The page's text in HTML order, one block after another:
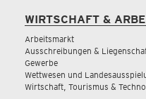
WIRTSCHAFT &
Arbeitsmarkt
Ausschreibungen &
Gewerbe
Wettwesen und
Wirtschaft, Tourismus &